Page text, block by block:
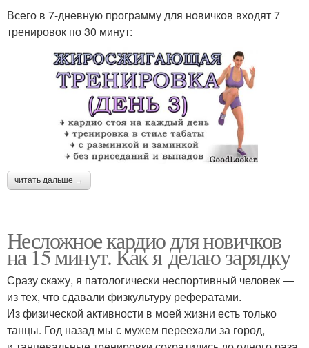
Всего в 7-дневную программу для новичков входят 7
тренировок по 30 минут:
читать дальше →
Несложное кардио для новичков
на 15 минут. Как я делаю зарядку
Сразу скажу, я патологически неспортивный человек —
из тех, что сдавали физкультуру рефератами.
Из физической активности в моей жизни есть только
танцы. Год назад мы с мужем переехали за город,